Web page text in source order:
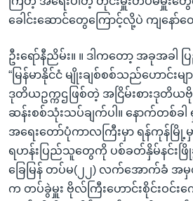
ခေါင်းဆောင်တွေကြောင့်လို့ပဲ ကျနော်တ
ဦးရော်နီညိမ်း။ ။ ဒါကတော့ အခုအခါ
“မြန်မာနိုင်ငံ မျိုးချစ်စစ်သည်ဟောင်းမ
ဒုတိယဥက္ကဌဖြစ်တဲ့ အငြိမ်းစားဒုတိယဗို
ဆန်းစစ်သုံးသပ်ချက်ပါ။ နောက်တစ်ခါ
အရေးတော်ပုံကာလကြီးမှာ ရန်ကုန်မြို့မှာ
ရဟန်းပြည်သူတွေကို ပစ်ခတ်နှိမ်နင်း
ခြေမြန် တပ်မ(၂၂) လက်အောက်ခံ အမှ
က တပ်ခွဲမှူး ဗိုလ်ကြီးဟောင်းစိုင်းဝင်း